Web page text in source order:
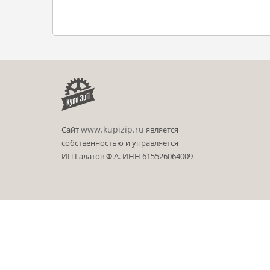
Сайтwww.kupizip.ru является
собственностью и управляется
ИП Галатов Ф.А. ИНН 615526064009